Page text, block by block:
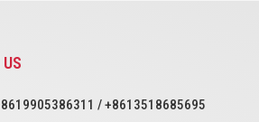
/ +8613518685695